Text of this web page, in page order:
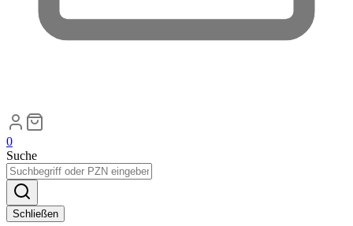
0
Suche
Schließen